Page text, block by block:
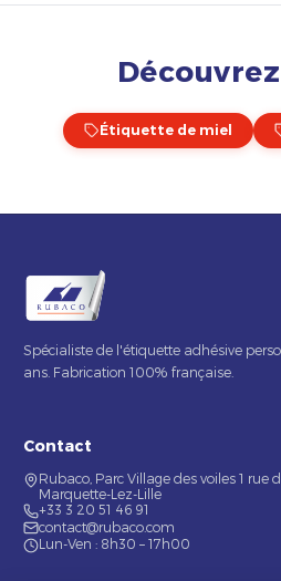
Étiquette de miel
Spécialiste de l'étiquette adhésive
ans. Fabrication 100% française.
Contact
Rubaco, Parc Village des voiles 1 rue
Marquette-Lez-Lille
+33 3 20 51 46 91
contact@rubaco.com
Lun-Ven : 8h30 – 17h00